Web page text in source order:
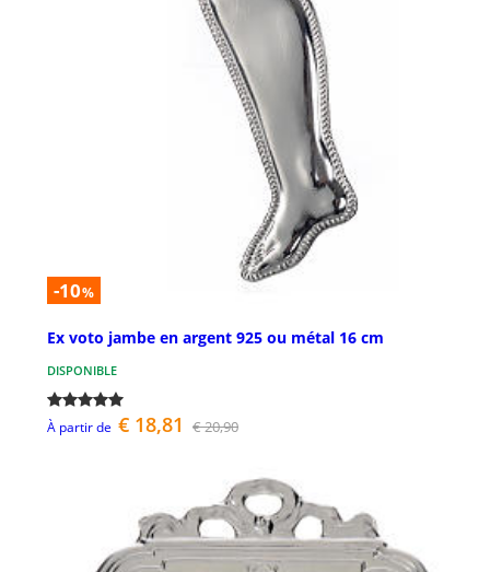
-10%
Ex voto jambe en argent 925 ou métal 16 cm
DISPONIBLE
À partir de € 18,81 € 20,90